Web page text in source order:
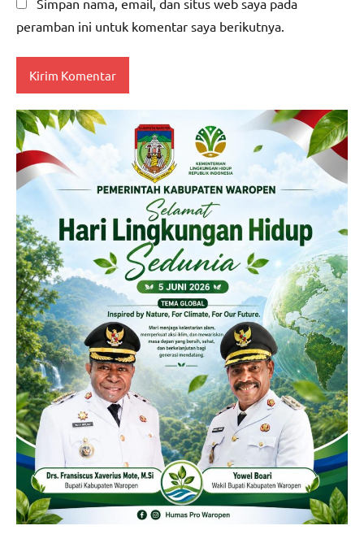
Simpan nama, email, dan situs web saya pada
peramban ini untuk komentar saya berikutnya.